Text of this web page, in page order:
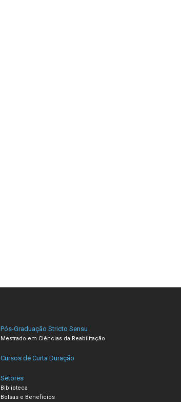
Pós-Graduação Stricto Sensu
Mestrado em Ciências da Reabilitação
Cursos de Curta Duração
Setores
Biblioteca
Bolsas e Benefícios